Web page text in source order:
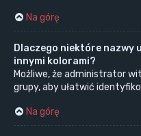
Na górę
Dlaczego niektóre nazwy
innymi kolorami?
Możliwe, że administrator
grupy, aby ułatwić
Na górę